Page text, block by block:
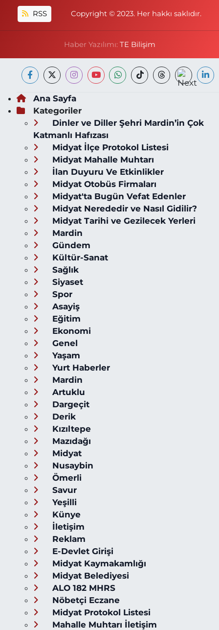
RSS Copyright © 2023. Her hakkı saklıdır.
Haber Yazılımı: TE Bilişim
Ana Sayfa
Kategoriler
Dinler ve Diller Şehri Mardin’in Çok
Katmanlı Hafızası
Midyat İlçe Protokol Listesi
Midyat Mahalle Muhtarı
İlan Duyuru Ve Etkinlikler
Midyat Otobüs Firmaları
Midyat'ta Bugün Vefat Edenler
Midyat Nerededir ve Nasıl Gidilir?
Midyat Tarihi ve Gezilecek Yerleri
Mardin
Gündem
Kültür-Sanat
Sağlık
Siyaset
Spor
Asayiş
Eğitim
Ekonomi
Genel
Yaşam
Yurt Haberler
Mardin
Artuklu
Dargeçit
Derik
Kızıltepe
Mazıdağı
Midyat
Nusaybin
Ömerli
Savur
Yeşilli
Künye
İletişim
Reklam
E-Devlet Girişi
Midyat Kaymakamlığı
Midyat Belediyesi
ALO 182 MHRS
Nöbetçi Eczane
Midyat Protokol Listesi
Mahalle Muhtarı İletişim